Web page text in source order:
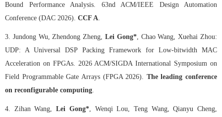
Bound Performance Analysis. 63nd ACM/IEEE Design Automation
Conference (DAC 2026). CCF A.
3. Jundong Wu, Zhendong Zheng,Lei Gong*, Chao Wang, Xuehai Zhou:
UDP: A Universal DSP Packing Framework for Low-bitwidth MAC
Acceleration on FPGAs. 2026 ACM/SIGDA International Symposium on
Field Programmable Gate Arrays (FPGA 2026). The leading conference
on reconfigurable computing.
4. Zihan Wang,Lei Gong*, Wenqi Lou, Teng Wang, Qianyu Cheng,